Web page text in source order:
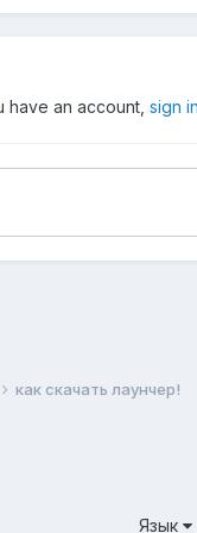
have an account, sign
как скачать лаунчер!
Язык